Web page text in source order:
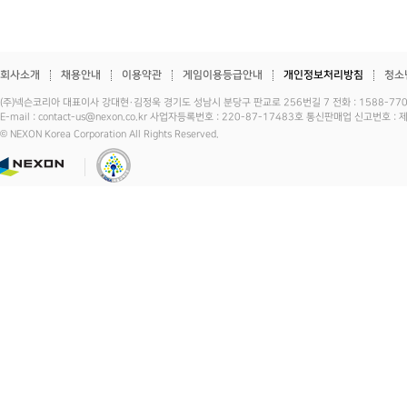
회사소개 채용안내 이용약관 게임이용등급안내 개인정보처리방침 청소
(주)넥슨코리아 대표이사 강대현·김정욱 경기도 성남시 분당구 판교로 256번길 7 전화 :
E-mail : contact-us@nexon.co.kr 사업자등록번호 : 220-87-17483호 통신판매업 신고번호 :
© NEXON Korea Corporation All Rights Reserved.